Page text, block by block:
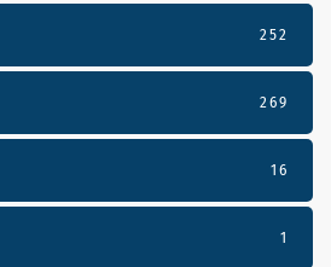
252
269
16
1